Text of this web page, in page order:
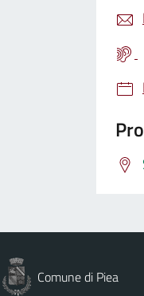
Comune di Piea